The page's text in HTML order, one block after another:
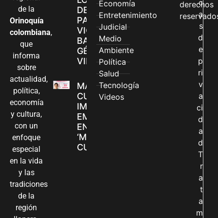
de la
Orinoquía
colombiana,
que
informa
sobre
actualidad,
política,
economía
y cultura,
con un
enfoque
especial
en la vida
y las
tradiciones
de la
región
DE ATENCIÓN
PARA
VIOLENCIAS
BASADAS EN
GÉNERO EN
VILLAVICENCIO
MADRES
CUIDADORAS
IMPULSAN SUS
EMPRENDIMIENTOS
EN LA FERIA
‘MANOS QUE
CUIDAN Y CREAN’
Economía
Entretenimiento
Judicial
Medio
Ambiente
Política
Salud
Tecnología
Videos
derechos
c
a
s
d
e
p
ri
v
a
ci
d
a
d
T
r
a
t
a
m